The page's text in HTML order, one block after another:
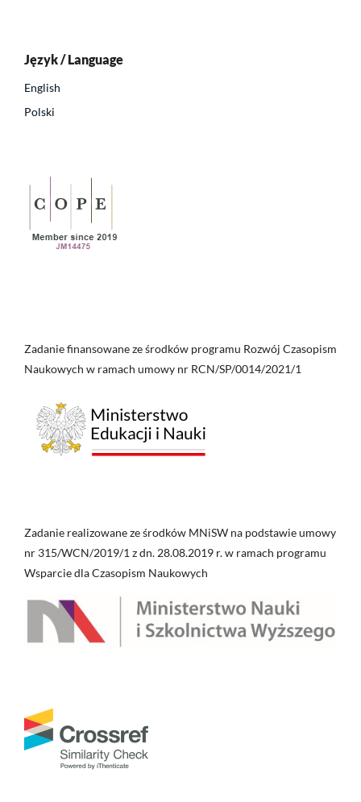
Język / Language
English
Polski
Zadanie finansowane ze środków programu Rozwój Czasopism
Naukowych w ramach umowy nr RCN/SP/0014/2021/1
Zadanie realizowane ze środków MNiSW na podstawie umowy
nr 315/WCN/2019/1 z dn. 28.08.2019 r. w ramach programu
Wsparcie dla Czasopism Naukowych